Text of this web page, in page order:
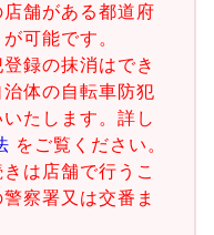
舗がある都道府
可能です。
録の抹消はでき
体の自転車防犯
たします。詳し
をご覧ください。
は店舗で行うこ
察署又は交番ま